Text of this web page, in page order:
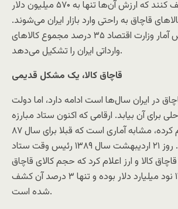
قاچاق را کشف کنند که ارزش آن‌ها تنها به ۵۷۰ میلیون دلار
قاچاق به راحتی وارد بازار ایران می‌شوند.
کالای قاچاق بر اساس آمار وزارت اقتصاد ۳۵ درصد مجموع کالاهای
وارداتی ایران را تشکیل می‌دهد.
قاچاق کالا، یک مشکل قدیمی
در ایران سال‌ها است ادامه دارد، اما دولت
برای آن بیابد. ارقامی که اکنون ستاد مبارزه
با کالای قاچاق اعلام کرده، مشابه آماری است که قبلا برای سال ۸۷
نیز اعلام شده بود. روز ۲۱ اردیبهشت سال ۱۳۸۹ رئیس وقت ستاد
کالا و ارز اعلام کرد که حجم کالای قاچاق
وارداتی در سال ۱۳۸۷ نود میلیارد دلار بوده و تنها ۳ درصد آن کشف
شده است.